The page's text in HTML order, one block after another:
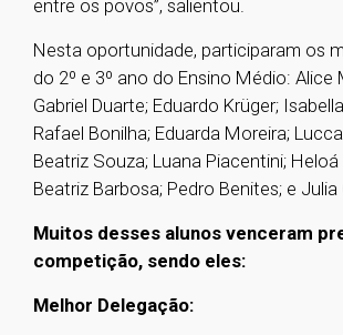
entre os povos”, salientou.
Nesta oportunidade, participaram os
do 2º e 3º ano do Ensino Médio: Alice
Gabriel Duarte; Eduardo Krüger;
Rafael Bonilha; Eduarda Moreira;
Beatriz Souza; Luana Piacentini; Heloá
Beatriz Barbosa; Pedro Benites; e Julia
Muitos desses alunos venceram
competição, sendo eles:
Melhor Delegação: